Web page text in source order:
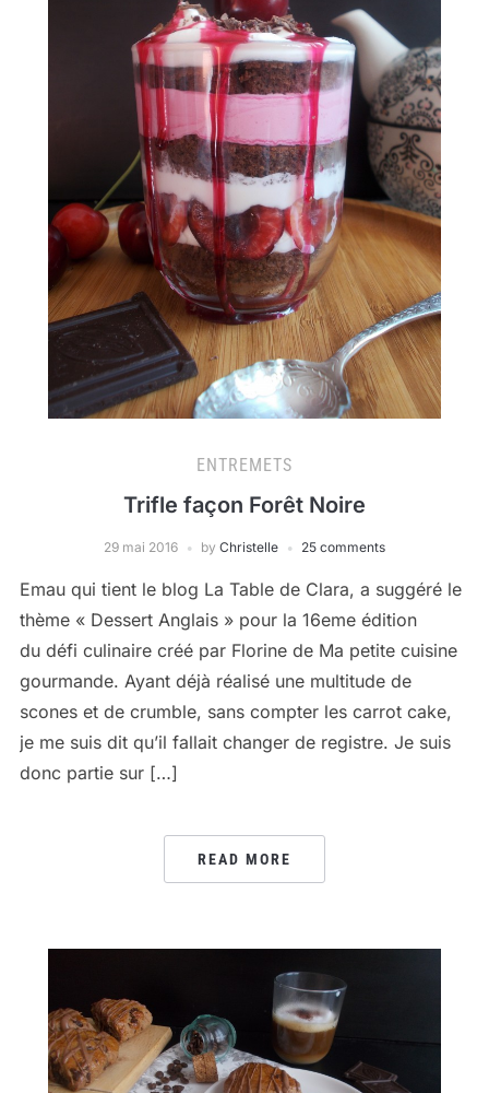
ENTREMETS
Trifle façon Forêt Noire
29 mai 2016 by Christelle 25 comments
Emau qui tient le blog La Table de Clara, a suggéré le
thème « Dessert Anglais » pour la 16eme édition
du défi culinaire créé par Florine de Ma petite cuisine
gourmande. Ayant déjà réalisé une multitude de
scones et de crumble, sans compter les carrot cake,
je me suis dit qu’il fallait changer de registre. Je suis
donc partie sur […]
READ MORE